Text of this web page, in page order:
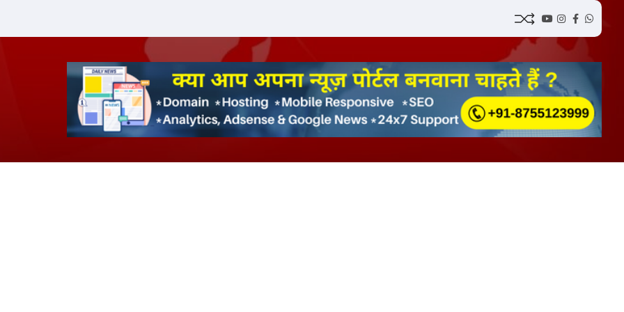
YouTube
Instagram
Facebook